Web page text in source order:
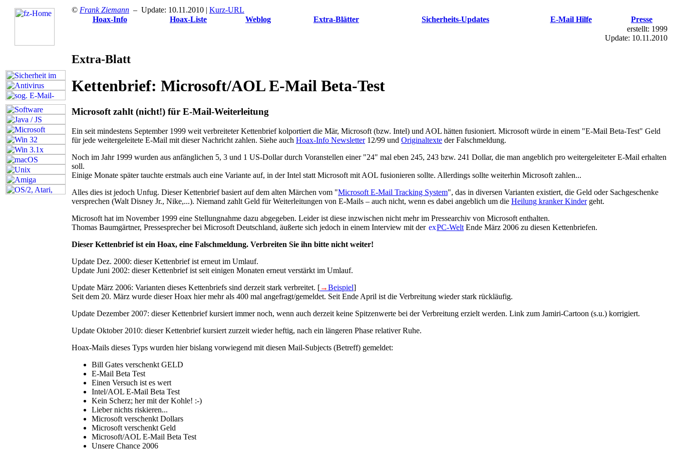
© Frank Ziemann – Update: 10.11.2010 | Kurz-URL
Hoax-Info
Hoax-Liste Weblog Extra-Blätter Sicherheits-Updates E-Mail Hilfe
Presse
erstellt: 1999
Update: 10.11.2010
Extra-Blatt
Kettenbrief: Microsoft/AOL E-Mail Beta-Test
Microsoft zahlt (nicht!) für E-Mail-Weiterleitung
Ein seit mindestens September 1999 weit verbreiteter Kettenbrief kolportiert die Mär, Microsoft (bzw. Intel) und AOL hätten fusioniert. Microsoft würde in einem "E-Mail Beta-Test" Geld
für jede weitergeleitete E-Mail mit dieser Nachricht zahlen. Siehe auch Hoax-Info Newsletter12/99 und Originaltexte der Falschmeldung.
Noch im Jahr 1999 wurden aus anfänglichen 5, 3 und 1 US-Dollar durch Voranstellen einer "24" mal eben 245, 243 bzw. 241 Dollar, die man angeblich pro weitergeleiteter E-Mail erhalten
soll.
Einige Monate später tauchte erstmals auch eine Variante auf, in der Intel statt Microsoft mit AOL fusionieren sollte. Allerdings sollte weiterhin Microsoft zahlen...
Alles dies ist jedoch Unfug. Dieser Kettenbrief basiert auf dem alten Märchen vom "Microsoft E-Mail Tracking System", das in diversen Varianten existiert, die Geld oder Sachgeschenke
versprechen (Walt Disney Jr., Nike,...). Niemand zahlt Geld für Weiterleitungen von E-Mails – auch nicht, wenn es dabei angeblich um die Heilung kranker Kindergeht.
Microsoft hat im November 1999 eine Stellungnahme dazu abgegeben. Leider ist diese inzwischen nicht mehr im Pressearchiv von Microsoft enthalten.
Thomas Baumgärtner, Pressesprecher bei Microsoft Deutschland, äußerte sich jedoch in einem Interview mit der
PC-Welt Ende März 2006 zu diesen Kettenbriefen.
Dieser Kettenbrief ist ein Hoax, eine Falschmeldung. Verbreiten Sie ihn bitte nicht weiter!
Update Dez. 2000: dieser Kettenbrief ist erneut im Umlauf.
Update Juni 2002: dieser Kettenbrief ist seit einigen Monaten erneut verstärkt im Umlauf.
Update März 2006: Varianten dieses Kettenbriefs sind derzeit stark verbreitet. [→Beispiel]
Seit dem 20. März wurde dieser Hoax hier mehr als 400 mal angefragt/gemeldet. Seit Ende April ist die Verbreitung wieder stark rückläufig.
Update Dezember 2007: dieser Kettenbrief kursiert immer noch, wenn auch derzeit keine Spitzenwerte bei der Verbreitung erzielt werden. Link zum Jamiri-Cartoon (s.u.) korrigiert.
Update Oktober 2010: dieser Kettenbrief kursiert zurzeit wieder heftig, nach ein längeren Phase relativer Ruhe.
Hoax-Mails dieses Typs wurden hier bislang vorwiegend mit diesen Mail-Subjects (Betreff) gemeldet:
Bill Gates verschenkt GELD
E-Mail Beta Test
Einen Versuch ist es wert
Intel/AOL E-Mail Beta Test
Kein Scherz; her mit der Kohle! :-)
Lieber nichts riskieren...
Microsoft verschenkt Dollars
Microsoft verschenkt Geld
Microsoft/AOL E-Mail Beta Test
Unsere Chance 2006